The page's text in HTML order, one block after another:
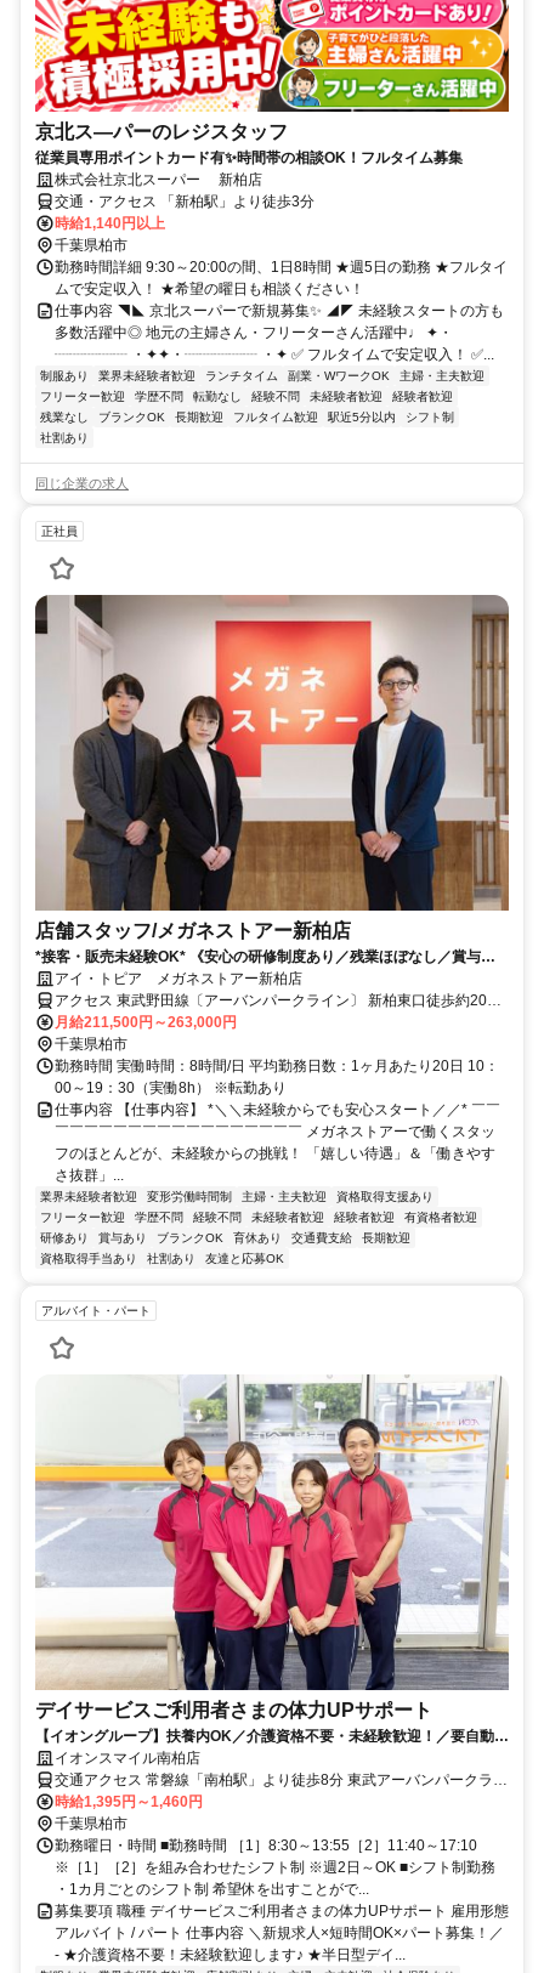
京北ス―パーのレジスタッフ
従業員専用ポイントカード有✨時間帯の相談OK！フルタイム募集
株式会社京北スーパー 新柏店
交通・アクセス 「新柏駅」より徒歩3分
時給1,140円以上
千葉県柏市
勤務時間詳細 9:30～20:00の間、1日8時間 ★週5日の勤務 ★フルタイ
ムで安定収入！ ★希望の曜日も相談ください！
仕事内容 ◥◣ 京北スーパーで新規募集✨ ◢◤ 未経験スタートの方も
多数活躍中◎ 地元の主婦さん・フリーターさん活躍中♩ ✦・
┈┈┈┈┈ ・✦✦・┈┈┈┈┈ ・✦ ✅ フルタイムで安定収入！ ✅...
制服あり 業界未経験者歓迎 ランチタイム 副業・WワークOK
主婦・主夫歓迎
フリーター歓迎
学歴不問 転勤なし 経験不問 未経験者歓迎
経験者歓迎
残業なし
ブランクOK 長期歓迎 フルタイム歓迎 駅近5分以内
シフト制
社割あり
同じ企業の求人
正社員
店舗スタッフ/メガネストアー新柏店
*接客・販売未経験OK* 《安心の研修制度あり／残業ほぼなし／賞与年2
回／インセンティブあり》
アイ・トピア メガネストアー新柏店
アクセス 東武野田線〔アーバンパークライン〕 新柏東口徒歩約20
分、東武野田線〔アーバンパークライン〕 増尾東口徒歩約20分
月給211,500円～263,000円
千葉県柏市
勤務時間 実働時間：8時間/日 平均勤務日数：1ヶ月あたり20日 10：
00～19：30（実働8h） ※転勤あり
仕事内容 【仕事内容】 *＼＼未経験からでも安心スタート／／* ￣￣
￣￣￣￣￣￣￣￣￣￣￣￣￣￣￣￣￣ メガネストアーで働くスタッ
フのほとんどが、未経験からの挑戦！ 「嬉しい待遇」＆「働きやす
さ抜群」...
業界未経験者歓迎 変形労働時間制 主婦・主夫歓迎
資格取得支援あり
フリーター歓迎
学歴不問 経験不問 未経験者歓迎 経験者歓迎
有資格者歓迎
研修あり
賞与あり ブランクOK 育休あり 交通費支給
長期歓迎
資格取得手当あり
社割あり 友達と応募OK
アルバイト・パート
デイサービスご利用者さまの体力UPサポート
【イオングループ】扶養内OK／介護資格不要・未経験歓迎！／要自動車
免許／半日型デイサービスのおしごと
イオンスマイル南柏店
交通アクセス 常磐線「南柏駅」より徒歩8分 東武アーバンパークライ
ン（野田線）「新柏駅」より徒歩16分 ☆車通勤可
時給1,395円～1,460円
千葉県柏市
勤務曜日・時間 ■勤務時間 ［1］8:30～13:55［2］11:40～17:10
※［1］［2］を組み合わせたシフト制 ※週2日～OK ■シフト制勤務
・1カ月ごとのシフト制 希望休を出すことがで...
募集要項 職種 デイサービスご利用者さまの体力UPサポート 雇用形態
アルバイト / パート 仕事内容 ＼新規求人×短時間OK×パート募集！／
- ★介護資格不要！未経験歓迎します♪ ★半日型デイ...